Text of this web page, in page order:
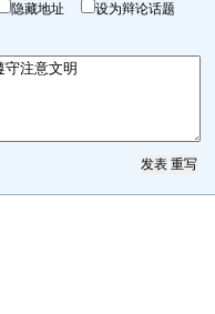
隐藏地址 设为辩论话题